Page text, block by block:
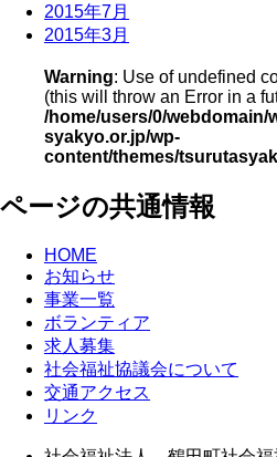
2015年7月
2015年3月
Warning: Use of
(this will throw an Error in a
/home/users/0/webdomain/
syakyo.or.jp/wp-
content/themes/
ページの共通情報
HOME
お知らせ
事業一覧
ボランティア
求人募集
社会福祉協議会について
交通アクセス
リンク